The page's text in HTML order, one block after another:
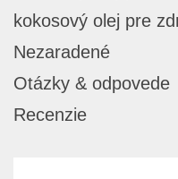
kokosový olej pre
Nezaradené
Otázky & odpovede
Recenzie